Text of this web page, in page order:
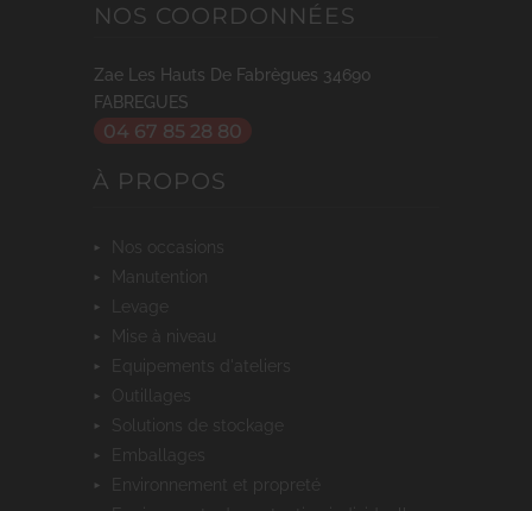
NOS COORDONNÉES
Zae Les Hauts De Fabrègues 34690
FABREGUES
04 67 85 28 80
À PROPOS
nos occasions
manutention
mise à niveau
equipements d'ateliers
outillages
solutions de stockage
emballages
environnement et propreté